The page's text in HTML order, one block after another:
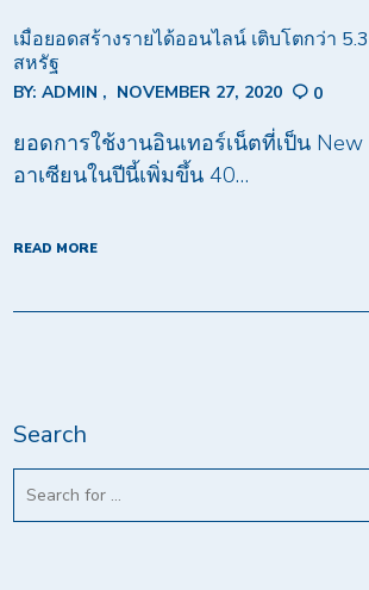
เมื่อยอดสร้างรายได้ออนไลน์ เติบโตกว่า
สหรัฐ
BY:ADMIN NOVEMBER 27, 2020 0
ยอดการใช้งานอินเทอร์เน็ตที่เป็น New
อาเซียนในปีนี้เพิ่มขึ้น 40…
READ MORE
Search